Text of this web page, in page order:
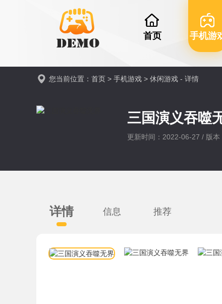
首页 手机游
您当前位置： 首页 > 手机游戏 > 休闲游戏 - 详情
三国演义吞噬
更新时间：2022-06-27 / 版
详情 信息 推荐